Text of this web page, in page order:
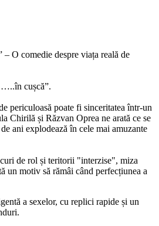
O comedie despre viața reală de
…..în cușcă”.
periculoasă poate fi sinceritatea într-un
Chirilă și Răzvan Oprea ne arată ce se
ani explodează în cele mai amuzante
de rol și teritorii "interzise", miza
un motiv să rămâi când perfecțiunea a
a sexelor, cu replici rapide și un